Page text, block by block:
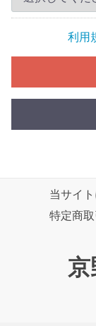
利用
当サイ
特定商